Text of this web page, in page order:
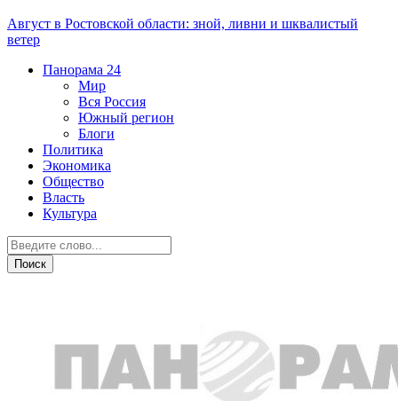
Август в Ростовской области: зной, ливни и шквалистый
ветер
Панорама 24
Мир
Вся Россия
Южный регион
Блоги
Политика
Экономика
Общество
Власть
Культура